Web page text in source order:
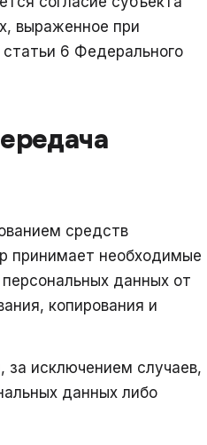
выраженное при
6 Федерального
средств
принимает необходимые
данных от
копирования и
исключением случаев,
данных либо